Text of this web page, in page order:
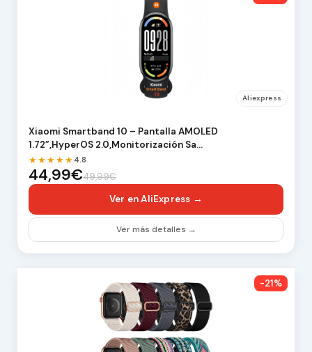
Aliexpress
Xiaomi Smartband 10 – Pantalla AMOLED
1.72”,HyperOS 2.0,Monitorización Sa…
★★★★★ 4.8
44,99€49,99€
Ver en AliExpress →
Ver más detalles →
-21%